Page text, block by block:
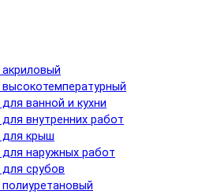
акриловый
высокотемпературный
для ванной и кухни
для внутренних работ
для крыш
для наружных работ
для срубов
полиуретановый